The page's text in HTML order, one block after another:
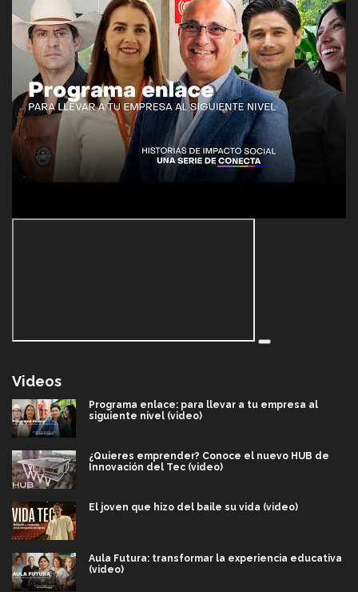
Videos
Programa enlace: para llevar a tu empresa al
siguiente nivel (video)
¿Quieres emprender? Conoce el nuevo HUB de
Innovación del Tec (video)
El joven que hizo del baile su vida (video)
Aula Futura: transformar la experiencia educativa
(video)